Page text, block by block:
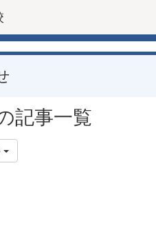
記事一覧